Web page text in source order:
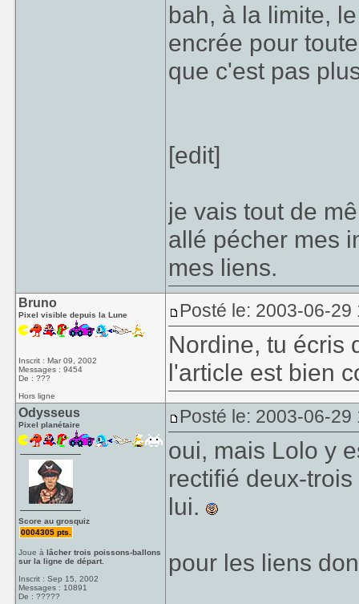
bah, à la limite,
encrée pour
que c'est pas
[edit]
je vais tout de
allé pécher mes
mes liens.
Bruno
Pixel visible depuis la Lune
Inscrit : Mar 09, 2002
Messages : 9454
De : ???
Hors ligne
Posté le: 2003-06-29
Nordine, tu écris
l'article est bien
Odysseus
Pixel planétaire
Score au grosquiz
0004305 pts.
Joue àlâcher trois poissons-ballons
sur la ligne de départ.
Inscrit : Sep 15, 2002
Messages : 10891
De : ?????
Posté le: 2003-06-29
oui, mais Lolo y
rectifié deux-
lui.
pour les liens